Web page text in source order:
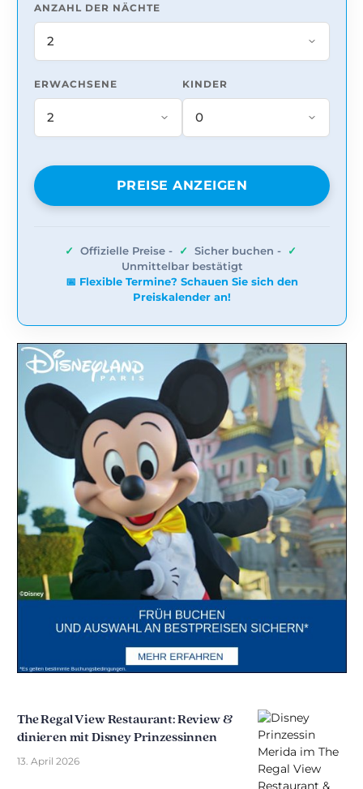
ANZAHL DER NÄCHTE
ERWACHSENE KINDER
PREISE ANZEIGEN
✓ Offizielle Preise - ✓ Sicher buchen -
✓
Unmittelbar bestätigt
📅 Flexible Termine? Schauen Sie sich den
Preiskalender an!
The Regal View Restaurant: Review &
dinieren mit Disney Prinzessinnen
13. April 2026